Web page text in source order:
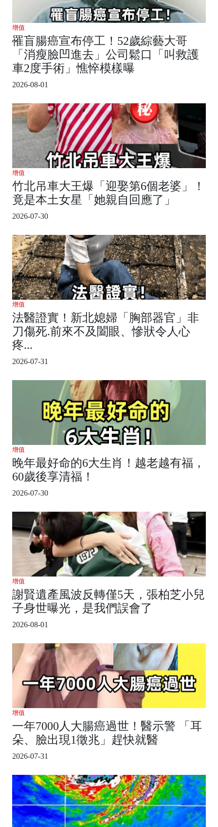
增值
罹盲腸癌宣布停工！52歲綜藝大哥
「消瘦臉凹進去」公司鬆口「叫救護
車2度手術」憔悴模樣曝
2026-08-01
增值
竹北吊車大王爆「迎娶第6個老婆」！
竟是本土女星「她親自回應了」
2026-07-30
增值
法醫證實！新北媳婦「胸部器官」非
刀傷死.前來不及闔眼、慘狀令人心
疼...
2026-07-31
增值
晚年最好命的6大生肖！越老越有福，
60歲後享清福！
2026-07-30
增值
謝賢遺產風波反轉僅5天，張柏芝小兒
子身世曝光，是我們誤會了
2026-08-01
增值
一年7000人大腸癌過世！醫示警 「耳
朵、臉出現1徵兆」趕快就醫
2026-07-31